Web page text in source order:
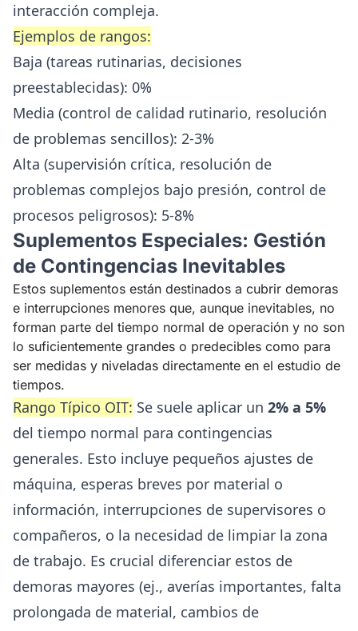
interacción compleja.
Ejemplos de rangos:
Baja (tareas rutinarias, decisiones
preestablecidas): 0%
Media (control de calidad rutinario, resolución
de problemas sencillos): 2-3%
Alta (supervisión crítica, resolución de
problemas complejos bajo presión, control de
procesos peligrosos): 5-8%
Suplementos Especiales: Gestión
de Contingencias Inevitables
Estos suplementos están destinados a cubrir demoras
e interrupciones menores que, aunque inevitables, no
forman parte del tiempo normal de operación y no son
lo suficientemente grandes o predecibles como para
ser medidas y niveladas directamente en el estudio de
tiempos.
Rango Típico OIT: Se suele aplicar un 2% a 5%
del tiempo normal para contingencias
generales. Esto incluye pequeños ajustes de
máquina, esperas breves por material o
información, interrupciones de supervisores o
compañeros, o la necesidad de limpiar la zona
de trabajo. Es crucial diferenciar estos de
demoras mayores (ej., averías importantes, falta
prolongada de material, cambios de